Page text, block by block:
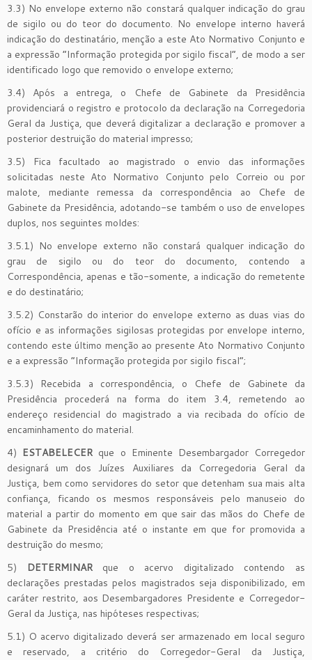
3.3) No envelope externo não constará qualquer indicação do grau
de sigilo ou do teor do documento. No envelope interno haverá
indicação do destinatário, menção a este Ato Normativo Conjunto e
a expressão “Informação protegida por sigilo fiscal”, de modo a ser
identificado logo que removido o envelope externo;
3.4) Após a entrega, o Chefe de Gabinete da Presidência
providenciará o registro e protocolo da declaração na Corregedoria
Geral da Justiça, que deverá digitalizar a declaração e promover a
posterior destruição do material impresso;
3.5) Fica facultado ao magistrado o envio das informações
solicitadas neste Ato Normativo Conjunto pelo Correio ou por
malote, mediante remessa da correspondência ao Chefe de
Gabinete da Presidência, adotando-se também o uso de envelopes
duplos, nos seguintes moldes:
3.5.1) No envelope externo não constará qualquer indicação do
grau de sigilo ou do teor do documento, contendo a
Correspondência, apenas e tão-somente, a indicação do remetente
e do destinatário;
3.5.2) Constarão do interior do envelope externo as duas vias do
ofício e as informações sigilosas protegidas por envelope interno,
contendo este último menção ao presente Ato Normativo Conjunto
e a expressão “Informação protegida por sigilo fiscal”;
3.5.3) Recebida a correspondência, o Chefe de Gabinete da
Presidência procederá na forma do item 3.4, remetendo ao
endereço residencial do magistrado a via recibada do ofício de
encaminhamento do material.
4) ESTABELECER que o Eminente Desembargador Corregedor
designará um dos Juízes Auxiliares da Corregedoria Geral da
Justiça, bem como servidores do setor que detenham sua mais alta
confiança, ficando os mesmos responsáveis pelo manuseio do
material a partir do momento em que sair das mãos do Chefe de
Gabinete da Presidência até o instante em que for promovida a
destruição do mesmo;
5)
DETERMINARque o acervo digitalizado contendo as
declarações prestadas pelos magistrados seja disponibilizado, em
caráter restrito, aos Desembargadores Presidente e Corregedor-
Geral da Justiça, nas hipóteses respectivas;
5.1) O acervo digitalizado deverá ser armazenado em local seguro
e reservado, a critério do Corregedor-Geral da Justiça,